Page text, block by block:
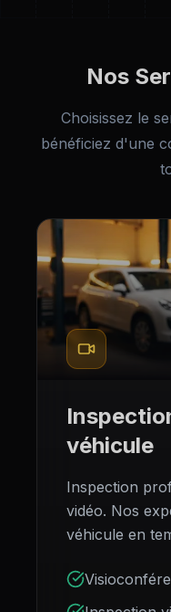
Nos
Choisissez le
bénéficiez d'une
véhicule
Inspection
vidéo. Nos
véhicule en